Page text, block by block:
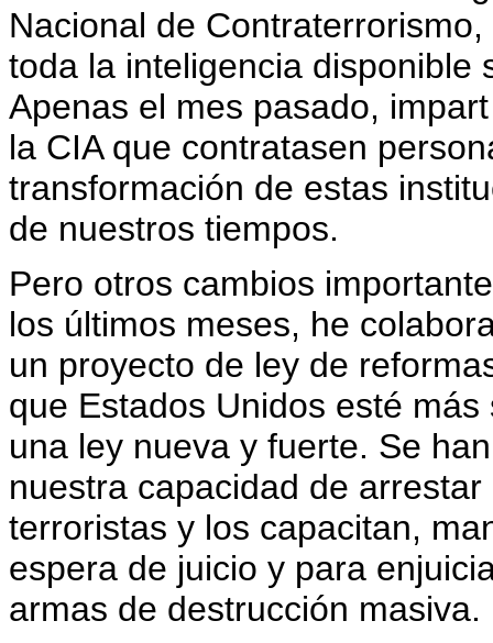
Nacional de
toda la inteligencia disponible
Apenas el mes pasado,
la CIA que contratasen
transformación de estas
de nuestros tiempos.
Pero otros cambios
los últimos meses, he
un proyecto de ley de
que Estados Unidos esté
una ley nueva y fuerte. Se
nuestra capacidad de
terroristas y los capacitan,
espera de juicio y para
armas de destrucción masiva.